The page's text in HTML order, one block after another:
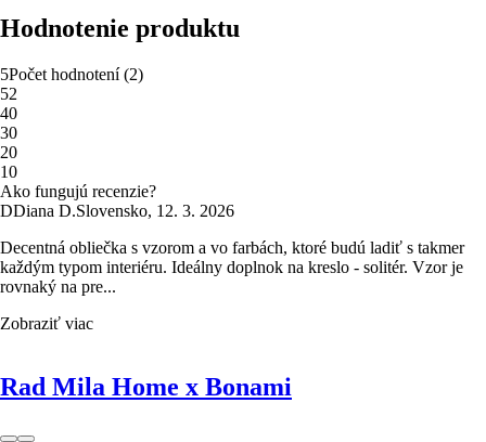
Hodnotenie produktu
5Počet hodnotení(2)
52
40
30
20
10
Ako fungujú recenzie?
DDiana D.Slovensko, 12. 3. 2026
Decentná obliečka s vzorom a vo farbách, ktoré budú ladiť s takmer
každým typom interiéru. Ideálny doplnok na kreslo - solitér. Vzor je
rovnaký na pre...
Zobraziť viac
Rad Mila Home x Bonami